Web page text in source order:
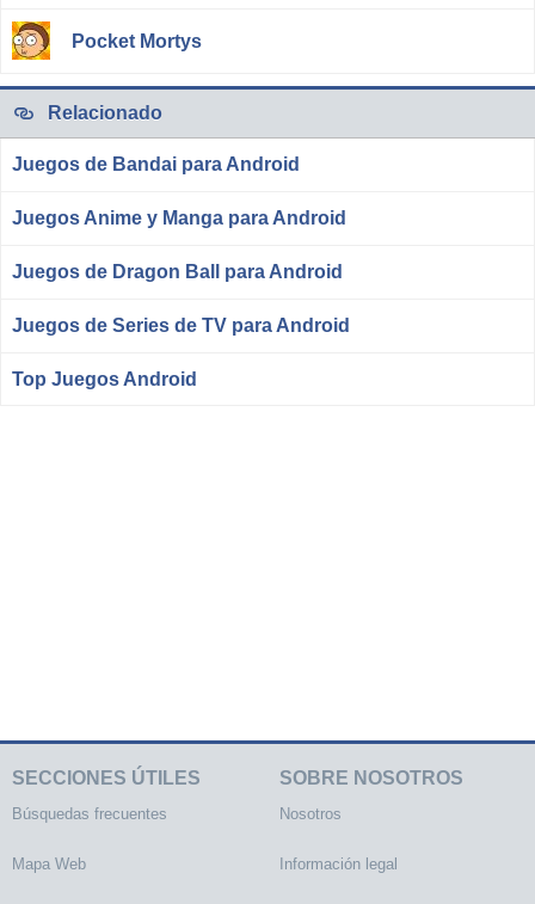
Pocket Mortys
Relacionado
Juegos de Bandai para Android
Juegos Anime y Manga para Android
Juegos de Dragon Ball para Android
Juegos de Series de TV para Android
Top Juegos Android
SECCIONES ÚTILES
Búsquedas frecuentes
Mapa Web
SOBRE NOSOTROS
Nosotros
Información legal